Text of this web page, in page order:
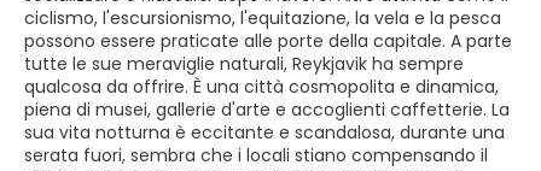
ciclismo, l'escursionismo, l'equitazione, la vela e la pesca
possono essere praticate alle porte della capitale. A parte
tutte le sue meraviglie naturali, Reykjavik ha sempre
qualcosa da offrire. È una città cosmopolita e dinamica,
piena di musei, gallerie d'arte e accoglienti caffetterie. La
sua vita notturna è eccitante e scandalosa, durante una
serata fuori, sembra che i locali stiano compensando il